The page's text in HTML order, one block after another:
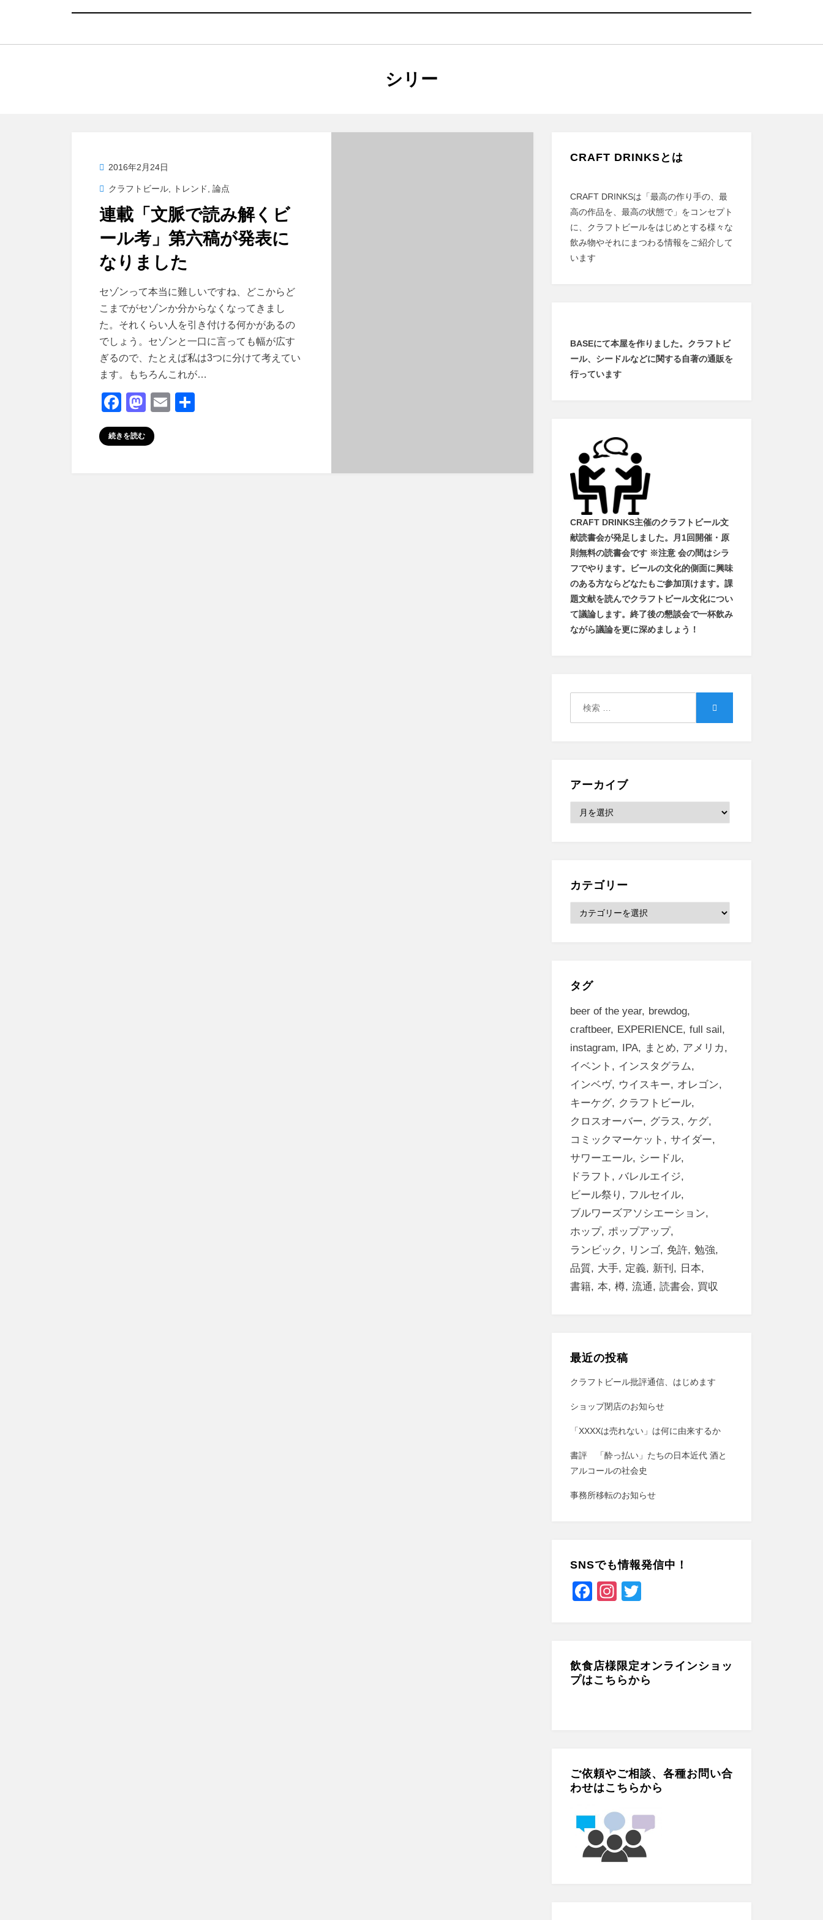
タグ
:
シリー
投 2016年2月24日
クラフトビール トレンド 論点
連載「文脈で読み解くビ
ール考」第六稿が発表に
なりました
投稿者 master
セゾンって本当に難しいですね、どこからど
こまでがセゾンか分からなくなってきまし
た。それくらい人を引き付ける何かがあるの
でしょう。セゾンと一口に言っても幅が広す
ぎるので、たとえば私は3つに分けて考えてい
ます。もちろんこれが…
F
a
c
M
a
st
E
続きを読む
CRAFT DRINKSとは
CRAFT DRINKSは「最高の作り手の、最
高の作品を、最高の状態で」をコンセプト
に、クラフトビールをはじめとする様々な
飲み物やそれにまつわる情報をご紹介して
います
BASEにて本屋を作りました。クラフトビ
ール、シードルなどに関する自著の通販を
行っています
CRAFT DRINKS主催のクラフトビール文
献読書会が発足しました。
月1回開催・原
則無料の読書会です ※注意 会の間はシラ
フでやります。
ビールの文化的側面に興味
のある方ならどなたもご参加頂けます。 課
題文献を読んでクラフトビール文化につい
て議論します。 終了後の懇談会で一杯飲み
ながら議論を更に深めましょう！
アーカイブ
ー
カテゴリー
テ
タグ
beer of the year
brewdog
craftbeer
EXPERIENCE full sail
instagram
IPA まとめ
アメリカ
イベント
インスタグラム
インベヴ
ウイスキー
オレゴン
キーケグ
クラフトビール
クロスオーバー
グラス
ケグ
コミックマーケット
サイダー
サワーエール
シードル
ドラフト
バレルエイジ
ビール祭り
フルセイル
ブルワーズアソシエーション
ホップ ポップアップ
ランビック
リンゴ 免許 勉強
品質
大手 定義 新刊
日本
書籍 本 樽 流通 読書会 買収
最近の投稿
クラフトビール批評通信、はじめます
ショップ閉店のお知らせ
「XXXXは売れない」は何に由来するか
書評 「酔っ払い」たちの日本近代 酒と
アルコールの社会史
事務所移転のお知らせ
SNSでも情報発信中！
F
b
o
In
a
m
飲食店様限定オンラインショッ
プはこちらから
ご依頼やご相談、各種お問い合
わせはこちらから